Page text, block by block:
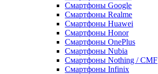
Смартфоны Google
Смартфоны Realme
Смартфоны Huawei
Смартфоны Honor
Смартфоны OnePlus
Смартфоны Nubia
Смартфоны Nothing / CMF
Смартфоны Infinix